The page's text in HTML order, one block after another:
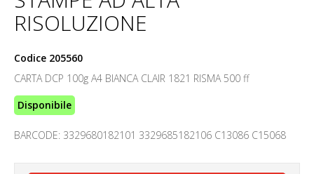
RISOLUZIONE
Codice 205560
CARTA DCP 100g A4 BIANCA CLAIR 1821 RISMA 500 ff
Disponibile
BARCODE: 3329680182101 3329685182106 C13086 C15068